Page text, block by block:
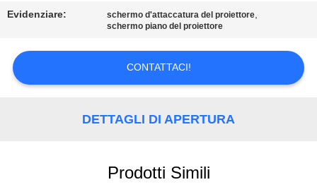
CONFERENCE
Evidenziare: schermo d'attaccatura del proiettore,
schermo piano del proiettore
CONTATTACI!
DETTAGLI DI APERTURA
Prodotti Simili